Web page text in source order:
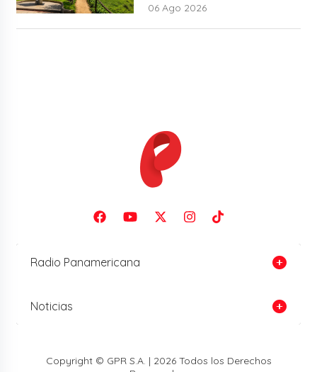
06 Ago 2026
Radio Panamericana
Noticias
Copyright © GPR S.A. | 2026 Todos los Derechos